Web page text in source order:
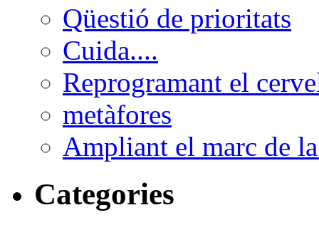
Qüestió de prioritats
Cuida....
Reprogramant el
metàfores
Ampliant el marc de
Categories